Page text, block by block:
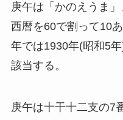
庚午は「かのえうま」
西暦を60で割って10
年では1930年(昭和5
該当する。
庚午は十干十二支の7